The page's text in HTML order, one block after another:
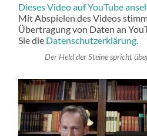
Dieses Video auf YouTube
Mit Abspielen des Videos
Übertragung von Daten an
Sie die Datenschutzerklärung.
Der Held der Steine spricht